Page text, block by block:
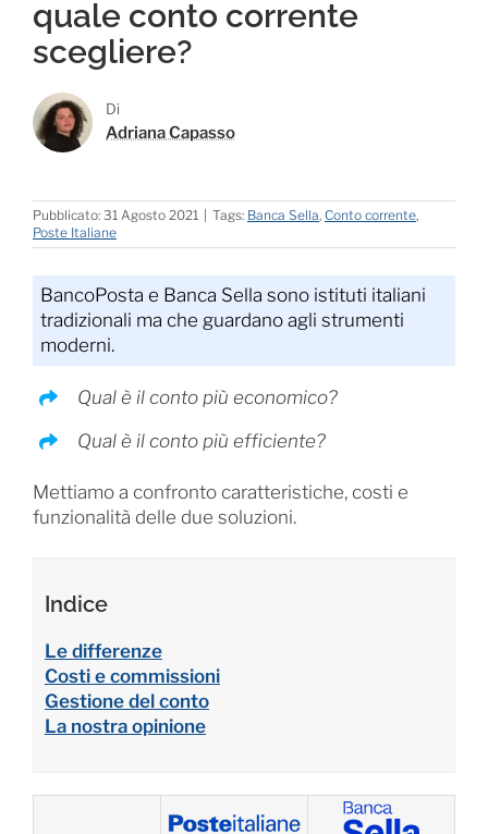
quale conto corrente
scegliere?
Di
Adriana Capasso
Pubblicato: 31 Agosto 2021 Tags: Banca Sella, Conto corrente,
Poste Italiane
BancoPosta e Banca Sella sono istituti italiani
tradizionali ma che guardano agli strumenti
moderni.
Qual è il conto più economico?
Qual è il conto più efficiente?
Mettiamo a confronto caratteristiche, costi e
funzionalità delle due soluzioni.
Indice
Le differenze
Costi e commissioni
Gestione del conto
La nostra opinione